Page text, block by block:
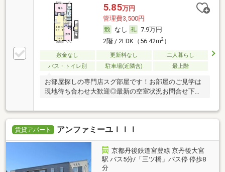
5.85万円
管理費3,500円
なし
7.9万円
2階 / 2LDK（56.42m2）
敷金なし 更新料なし
二人暮らし
バス・トイレ別
駐車場(近隣含) 最上階
お部屋探しの専門店スグ部屋です！お部屋のご見学は
現地待ち合わせ大歓迎◎最新の空室状況お問合せ下さ
賃貸アパート アンファミーユＩＩＩ
京都丹後鉄道宮豊線 京丹後大宮
駅 バス5分/「三ツ橋」バス停 停歩8
分